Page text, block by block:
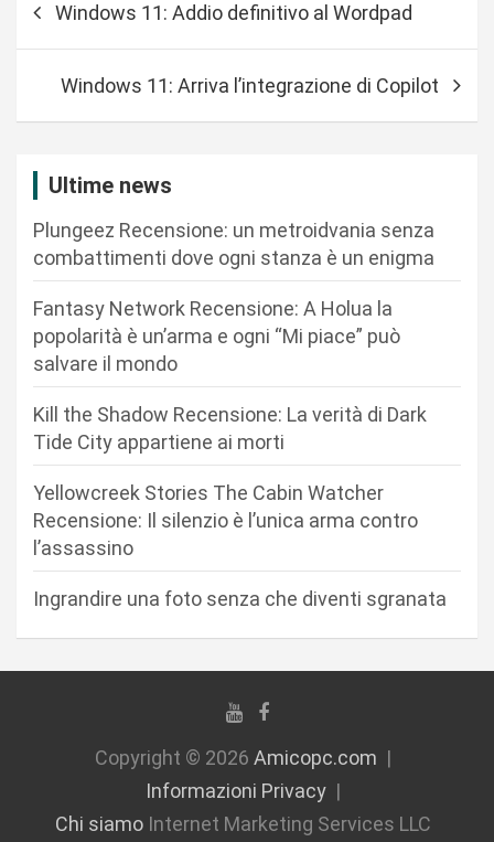
i
Windows 11: Addio definitivo al Wordpad
Windows 11: Arriva l’integrazione di Copilot
Ultime news
Plungeez Recensione: un metroidvania senza
combattimenti dove ogni stanza è un enigma
Fantasy Network Recensione: A Holua la
popolarità è un’arma e ogni “Mi piace” può
salvare il mondo
Kill the Shadow Recensione: La verità di Dark
Tide City appartiene ai morti
Yellowcreek Stories The Cabin Watcher
Recensione: Il silenzio è l’unica arma contro
l’assassino
Ingrandire una foto senza che diventi sgranata
Copyright © 2026 Amicopc.com
Informazioni Privacy
Chi siamoInternet Marketing Services LLC